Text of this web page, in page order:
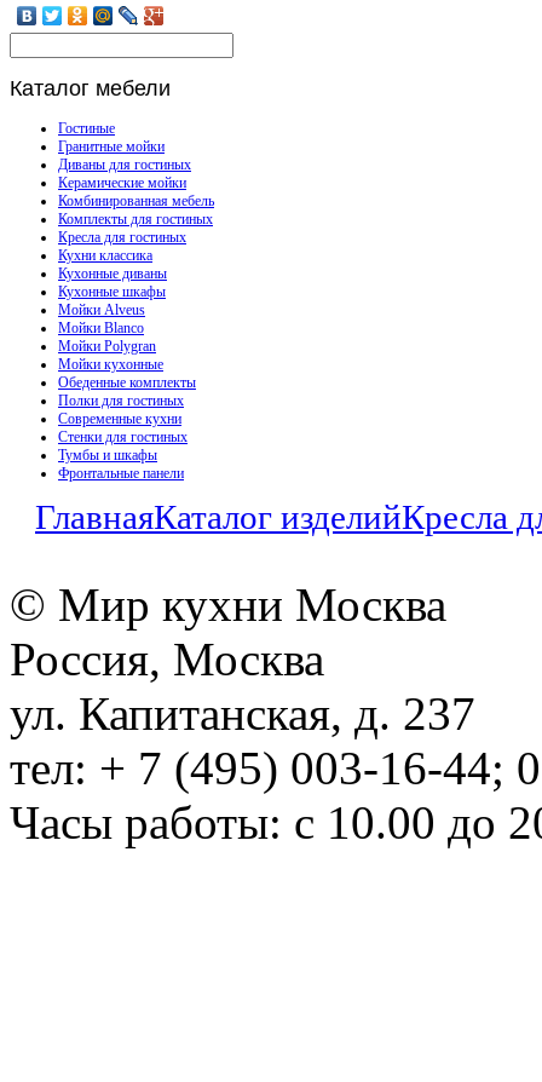
Каталог мебели
Гостиные
Гранитные мойки
Диваны для гостиных
Керамические мойки
Комбинированная мебель
Комплекты для гостиных
Кресла для гостиных
Кухни классика
Кухонные диваны
Кухонные шкафы
Мойки Alveus
Мойки Blanco
Мойки Polygran
Мойки кухонные
Обеденные комплекты
Полки для гостиных
Современные кухни
Стенки для гостиных
Тумбы и шкафы
Фронтальные панели
ГлавнаяКаталог изделийКресла
© Мир кухни Москва
Россия, Москва
ул. Капитанская, д. 237
тел: + 7 (495) 003-16-44;
Часы работы: с 10.00 до